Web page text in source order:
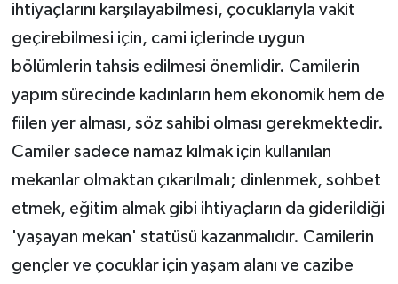
ihtiyaçlarını karşılayabilmesi, çocuklarıyla vakit
geçirebilmesi için, cami içlerinde uygun
bölümlerin tahsis edilmesi önemlidir. Camilerin
yapım sürecinde kadınların hem ekonomik hem de
fiilen yer alması, söz sahibi olması gerekmektedir.
Camiler sadece namaz kılmak için kullanılan
mekanlar olmaktan çıkarılmalı; dinlenmek, sohbet
etmek, eğitim almak gibi ihtiyaçların da giderildiği
'yaşayan mekan' statüsü kazanmalıdır. Camilerin
gençler ve çocuklar için yaşam alanı ve cazibe